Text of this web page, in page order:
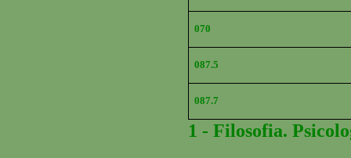
070
087.5
087.7
1 - Filosofia.